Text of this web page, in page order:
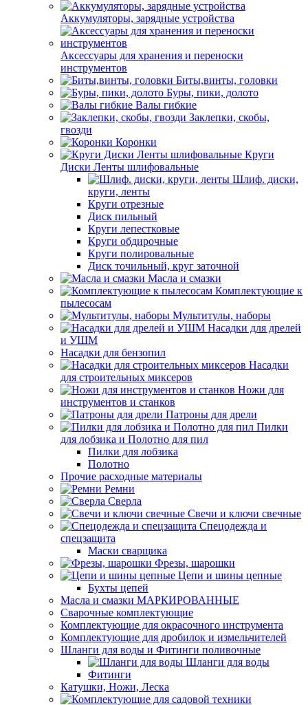
Аккумуляторы, зарядные устройства
Аксессуары для хранения и переноски
инструментов
Биты,винты, головки
Буры, пики, долото
Валы гибкие
Заклепки, скобы,
гвозди
Коронки
Круги
Диски Ленты шлифовальные
Шлиф. диски,
круги, ленты
Круги отрезные
Диск пильный
Круги лепестковые
Круги обдирочные
Круги полировальные
Диск точильный, круг заточной
Масла и смазки
Комплектующие к
пылесосам
Мультитулы, наборы
Насадки для дрелей
и УШМ
Насадки для бензопил
Насадки
для строительных миксеров
Ножи для
инструментов и станков
Патроны для дрели
Пилки
для лобзика и Полотно для пил
Пилки для лобзика
Полотно
Прочие расходные материалы
Ремни
Сверла
Свечи и ключи свечные
Спецодежда и
спецзащита
Маски сварщика
Фрезы, шарошки
Цепи и шины цепные
Бухты цепей
Масла и смазки МАРКИРОВАННЫЕ
Сварочные комплектующие
Комплектующие для окрасочного инструмента
Комплектующие для дробилок и измельчителей
Шланги для воды и Фитинги поливочные
Шланги для воды
Фитинги
Катушки, Ножи, Леска